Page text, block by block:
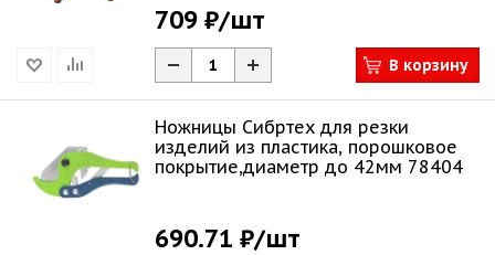
709 ₽/шт
В корзину
Ножницы Сибртех для резки
изделий из пластика, порошковое
покрытие,диаметр до 42мм 78404
690.71 ₽/шт